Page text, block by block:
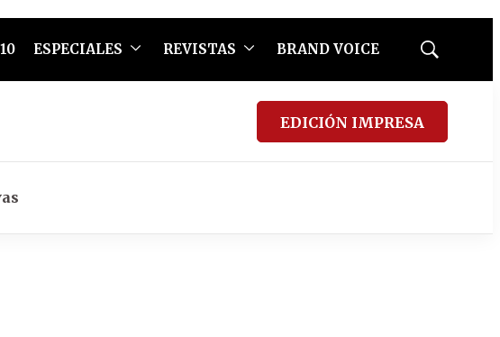
ESPECIALES REVISTAS BRAND VOICE
Mostrar
EDICIÓN IMPRESA